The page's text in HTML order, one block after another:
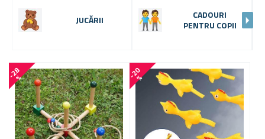
JUCĂRII
CADOURI
PENTRU COPII
-
2
8
% -
2
0
%